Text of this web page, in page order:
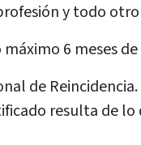
y todo
6 meses
de
resulta de